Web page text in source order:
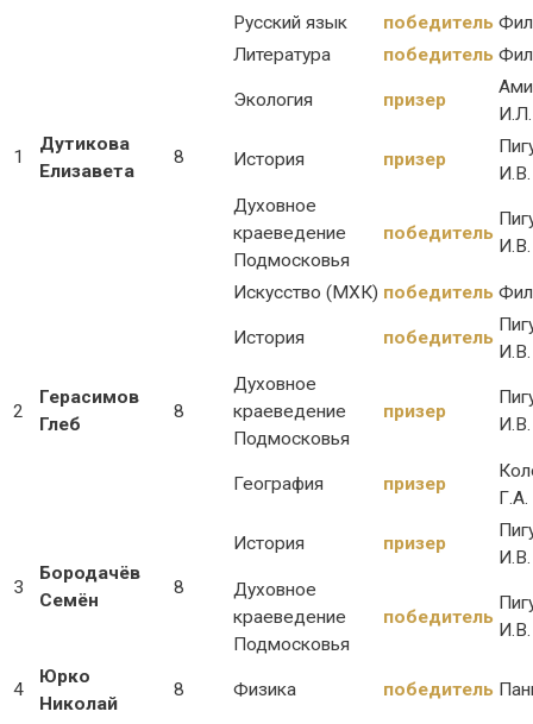
1
Дутикова
Елизавета
8
Русский язык победитель
Литература
победитель
Экология призер
И.Л.
История призер
И.В.
Духовное
краеведение
Подмосковья
победитель
И.В.
Искусство (МХК) победитель
2
Герасимов
Глеб
8
История победитель
И.В.
Духовное
краеведение
Подмосковья
призер
И.В.
География призер
Г.А.
3
Бородачёв
Семён
8
История призер
И.В.
Духовное
краеведение
Подмосковья
победитель
И.В.
4
Юрко
Николай
8 Физика победитель